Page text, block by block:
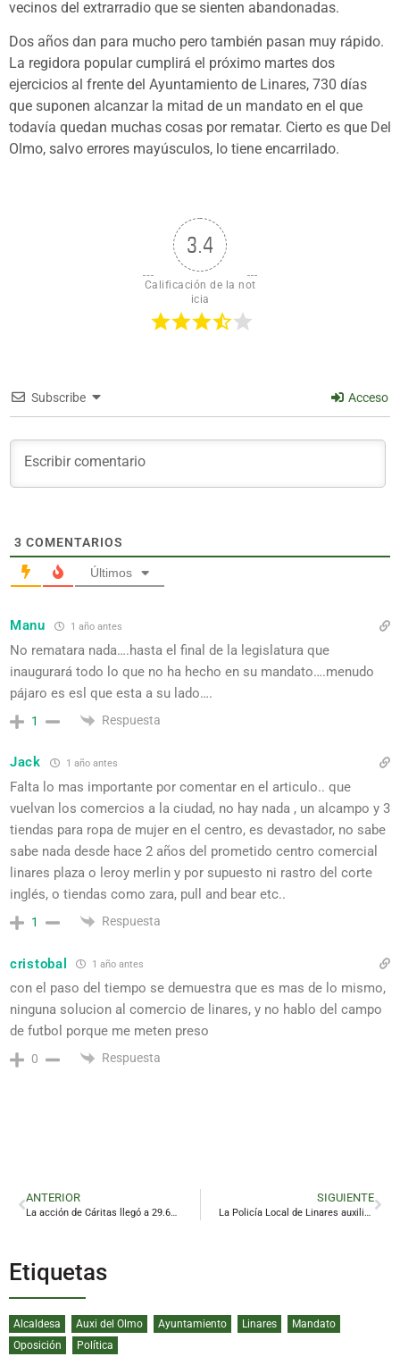
vecinos del extrarradio que se sienten abandonadas.
Dos años dan para mucho pero también pasan muy rápido.
La regidora popular cumplirá el próximo martes dos
ejercicios al frente del Ayuntamiento de Linares, 730 días
que suponen alcanzar la mitad de un mandato en el que
todavía quedan muchas cosas por rematar. Cierto es que Del
Olmo, salvo errores mayúsculos, lo tiene encarrilado.
3.4
Calificación de la not
icia
Subscribe Acceso
3 COMENTARIOS
Últimos
Manu 1 año antes
No rematara nada….hasta el final de la legislatura que
inaugurará todo lo que no ha hecho en su mandato….menudo
pájaro es esl que esta a su lado….
1 Respuesta
Jack 1 año antes
Falta lo mas importante por comentar en el articulo.. que
vuelvan los comercios a la ciudad, no hay nada , un alcampo y 3
tiendas para ropa de mujer en el centro, es devastador, no sabe
sabe nada desde hace 2 años del prometido centro comercial
linares plaza o leroy merlin y por supuesto ni rastro del corte
inglés, o tiendas como zara, pull and bear etc..
1 Respuesta
cristobal 1 año antes
con el paso del tiempo se demuestra que es mas de lo mismo,
ninguna solucion al comercio de linares, y no hablo del campo
de futbol porque me meten preso
0 Respuesta
ANTERIOR
La acción de Cáritas llegó a 29.600 personas vulnerables de la provincia en 2024
SIGUIENTE
La Policía Local de Linares auxilia a un conductor que sufrió un ictus al volante
Etiquetas
Alcaldesa Auxi del Olmo Ayuntamiento Linares
Mandato
Oposición
Política